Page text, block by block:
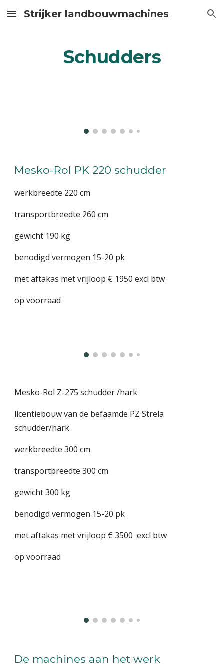
Skip to main content Skip to navigation
Strijker landbouwmachines
Schudders
Mesko-Rol PK 220 schudder
werkbreedte 220 cm
transportbreedte 260 cm
gewicht 190 kg
benodigd vermogen 15-20 pk
met aftakas met vrijloop € 1950 excl btw
op voorraad
Mesko-Rol Z-275 schudder /hark
licentiebouw van de befaamde PZ Strela
schudder/hark
werkbreedte 300 cm
transportbreedte 300 cm
gewicht 300 kg
benodigd vermogen 15-20 pk
met aftakas met vrijloop € 3500 excl btw
op voorraad
De machines aan het werk